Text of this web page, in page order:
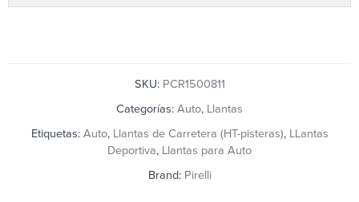
SKU: PCR1500811
Categorías: Auto, Llantas
Etiquetas: Auto, Llantas de Carretera (HT-pisteras), LLantas
Deportiva, Llantas para Auto
Brand: Pirelli